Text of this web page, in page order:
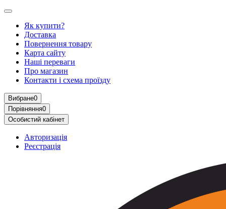
Як купити?
Доставка
Повернення товару
Карта сайту
Наші переваги
Про магазин
Контакти і схема проїзду
Вибране0
Порівняння0
Особистий кабінет
Авторизація
Реєстрація